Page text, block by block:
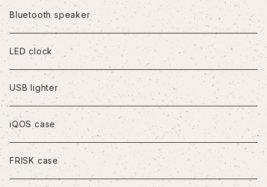
iPhoneX/XS
iPhoneXR
iPhoneXS Max
iPhone11
iPhone11Pro
Bluetooth speaker
LED clock
USB lighter
iQOS case
FRISK case